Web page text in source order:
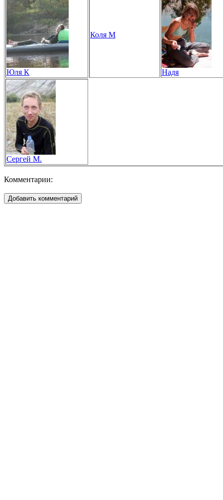
Юля К
Коля М
Надя
Сергей М.
Комментарии: